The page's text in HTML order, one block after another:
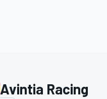
Avintia Racing